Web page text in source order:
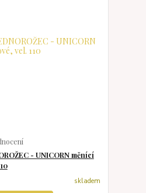
- UNICORN měnící
skladem